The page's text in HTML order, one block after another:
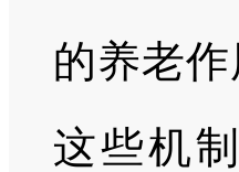
的养老
这些机